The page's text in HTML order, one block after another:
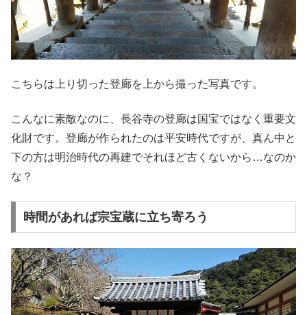
こちらは上り切った登廊を上から撮った写真です。
こんなに素敵なのに、長谷寺の登廊は国宝ではなく重要文
化財です。登廊が作られたのは平安時代ですが、真ん中と
下の方は明治時代の再建でそれほど古くないから…なのか
な？
時間があれば宗宝蔵に立ち寄ろう